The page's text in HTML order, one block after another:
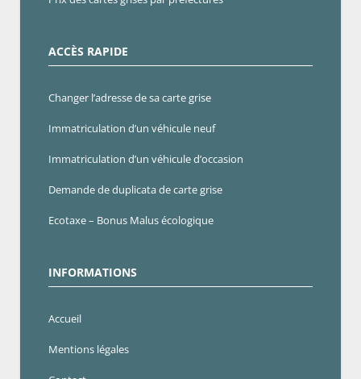
ACCÈS RAPIDE
Changer l’adresse de sa carte grise
Immatriculation d’un véhicule neuf
Immatriculation d’un véhicule d’occasion
Demande de duplicata de carte grise
Ecotaxe – Bonus Malus écologique
INFORMATIONS
Accueil
Mentions légales